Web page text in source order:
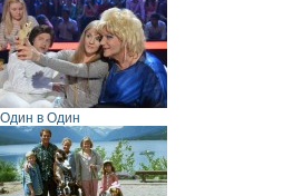
Один в Один